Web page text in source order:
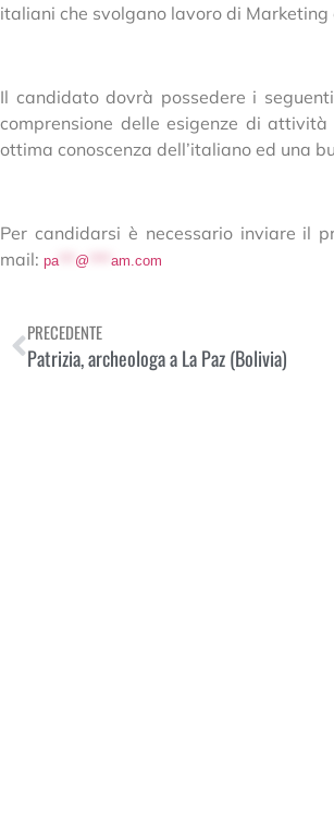
italiani che svolgano lavoro di Marketing
Il candidato dovrà possedere i
comprensione delle esigenze di
ottima conoscenza dell’italiano ed una
Per candidarsi è necessario inviare il
mail: pa @ am.com
PRECEDENTE
Patrizia, archeologa a La Paz (Bolivia)